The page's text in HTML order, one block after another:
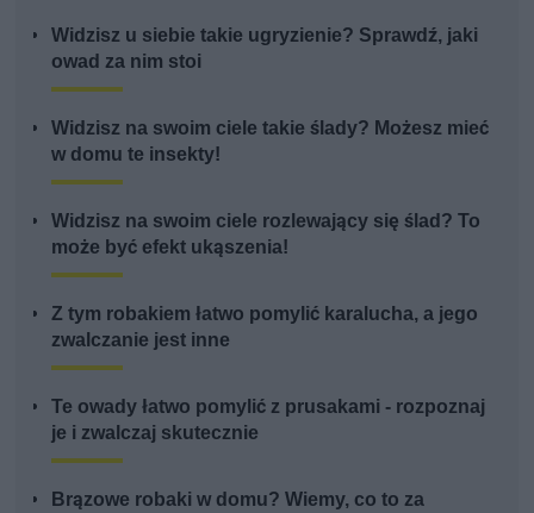
Widzisz u siebie takie ugryzienie? Sprawdź, jaki
owad za nim stoi
Widzisz na swoim ciele takie ślady? Możesz mieć
w domu te insekty!
Widzisz na swoim ciele rozlewający się ślad? To
może być efekt ukąszenia!
Z tym robakiem łatwo pomylić karalucha, a jego
zwalczanie jest inne
Te owady łatwo pomylić z prusakami - rozpoznaj
je i zwalczaj skutecznie
Brązowe robaki w domu? Wiemy, co to za